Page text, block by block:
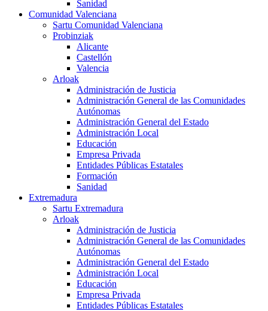
Sanidad
Comunidad Valenciana
Sartu Comunidad Valenciana
Probinziak
Alicante
Castellón
Valencia
Arloak
Administración de Justicia
Administración General de las Comunidades
Autónomas
Administración General del Estado
Administración Local
Educación
Empresa Privada
Entidades Públicas Estatales
Formación
Sanidad
Extremadura
Sartu Extremadura
Arloak
Administración de Justicia
Administración General de las Comunidades
Autónomas
Administración General del Estado
Administración Local
Educación
Empresa Privada
Entidades Públicas Estatales